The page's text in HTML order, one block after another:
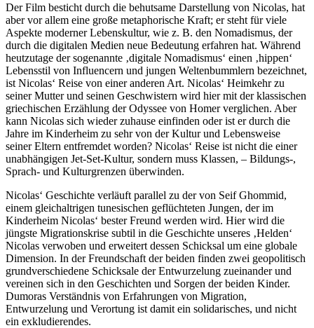
Der Film besticht durch die behutsame Darstellung von Nicolas, hat
aber vor allem eine große metaphorische Kraft; er steht für viele
Aspekte moderner Lebenskultur, wie z. B. den Nomadismus, der
durch die digitalen Medien neue Bedeutung erfahren hat. Während
heutzutage der sogenannte ‚digitale Nomadismus‘ einen ‚hippen‘
Lebensstil von Influencern und jungen Weltenbummlern bezeichnet,
ist Nicolas‘ Reise von einer anderen Art. Nicolas‘ Heimkehr zu
seiner Mutter und seinen Geschwistern wird hier mit der klassischen
griechischen Erzählung der Odyssee von Homer verglichen. Aber
kann Nicolas sich wieder zuhause einfinden oder ist er durch die
Jahre im Kinderheim zu sehr von der Kultur und Lebensweise
seiner Eltern entfremdet worden? Nicolas‘ Reise ist nicht die einer
unabhängigen Jet-Set-Kultur, sondern muss Klassen, – Bildungs-,
Sprach- und Kulturgrenzen überwinden.
Nicolas‘ Geschichte verläuft parallel zu der von Seif Ghommid,
einem gleichaltrigen tunesischen geflüchteten Jungen, der im
Kinderheim Nicolas‘ bester Freund werden wird. Hier wird die
jüngste Migrationskrise subtil in die Geschichte unseres ‚Helden‘
Nicolas verwoben und erweitert dessen Schicksal um eine globale
Dimension. In der Freundschaft der beiden finden zwei geopolitisch
grundverschiedene Schicksale der Entwurzelung zueinander und
vereinen sich in den Geschichten und Sorgen der beiden Kinder.
Dumoras Verständnis von Erfahrungen von Migration,
Entwurzelung und Verortung ist damit ein solidarisches, und nicht
ein exkludierendes.